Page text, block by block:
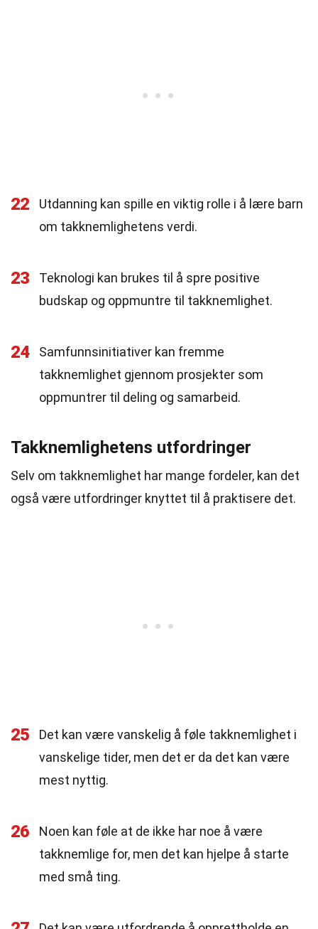
22
Utdanning kan spille en viktig rolle i å lære barn
om takknemlighetens verdi.
23
Teknologi kan brukes til å spre positive
budskap og oppmuntre til takknemlighet.
24
Samfunnsinitiativer kan fremme
takknemlighet gjennom prosjekter som
oppmuntrer til deling og samarbeid.
Takknemlighetens utfordringer
Selv om takknemlighet har mange fordeler, kan det
også være utfordringer knyttet til å praktisere det.
25
Det kan være vanskelig å føle takknemlighet i
vanskelige tider, men det er da det kan være
mest nyttig.
26
Noen kan føle at de ikke har noe å være
takknemlige for, men det kan hjelpe å starte
med små ting.